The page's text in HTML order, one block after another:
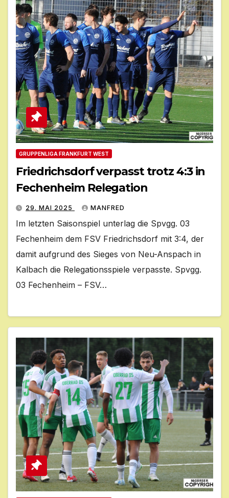
GRUPPENLIGA FRANKFURT WEST
Friedrichsdorf verpasst trotz 4:3 in
Fechenheim Relegation
29. MAI 2025 MANFRED
Im letzten Saisonspiel unterlag die Spvgg. 03
Fechenheim dem FSV Friedrichsdorf mit 3:4, der
damit aufgrund des Sieges von Neu-Anspach in
Kalbach die Relegationsspiele verpasste. Spvgg.
03 Fechenheim – FSV…